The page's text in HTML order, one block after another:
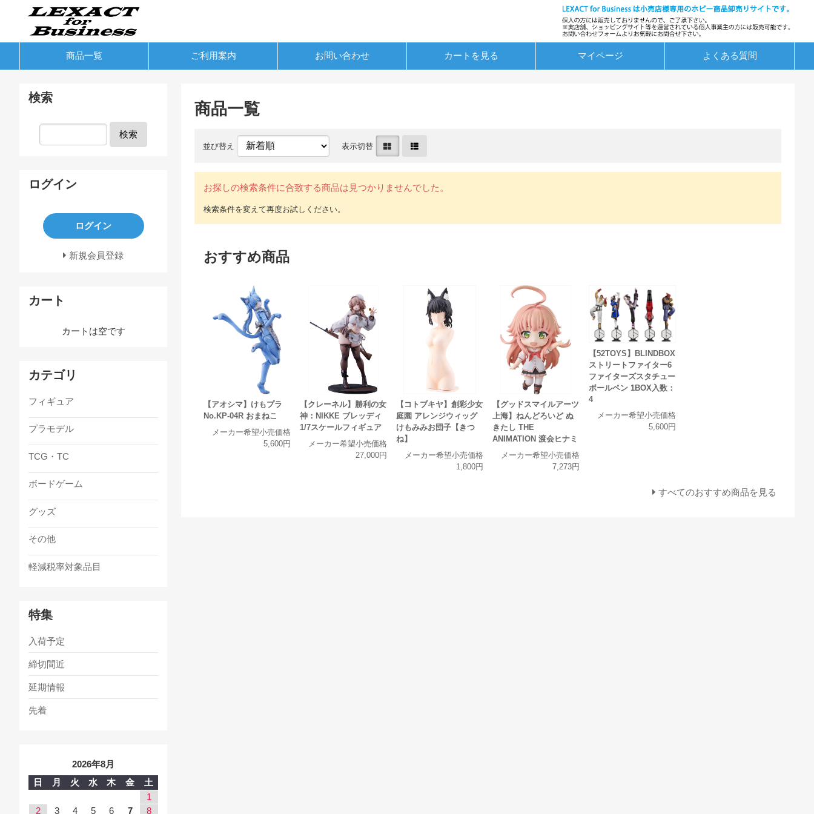
商品一覧 ご利用案内 お問い合わせ カートを見る マイページ よくある質問
商品一覧
並び替え 表示切替
お探しの検索条件に合致する商品は見つかりませんでした。
おすすめ商品
【アオシマ】けもプラ
No.KP-04R おまねこ
メーカー希望小売価格
5,600円
【クレーネル】勝利の女
神：NIKKE ブレッディ
1/7スケールフィギュア
メーカー希望小売価格
27,000円
【コトブキヤ】創彩少女
庭園 アレンジウィッグ
けもみみお団子【きつ
ね】
メーカー希望小売価格
1,800円
【グッドスマイルアーツ
上海】ねんどろいど ぬ
きたし THE
ANIMATION 渡会ヒナミ
メーカー希望小売価格
7,273円
【52TOYS】BLINDBOX
ストリートファイター6
ファイターズスタチュー
ボールペン 1BOX入数：
4
メーカー希望小売価格
5,600円
すべてのおすすめ商品を見る
検索
検索
ログイン
ログイン
新規会員登録
カート
カートは空です
カテゴリ
フィギュア
プラモデル
TCG・TC
ボードゲーム
グッズ
その他
軽減税率対象品目
特集
入荷予定
締切間近
延期情報
先着
2026年8月
日
月 火 水 木 金
土
1
2
3 4 5 6 7
8